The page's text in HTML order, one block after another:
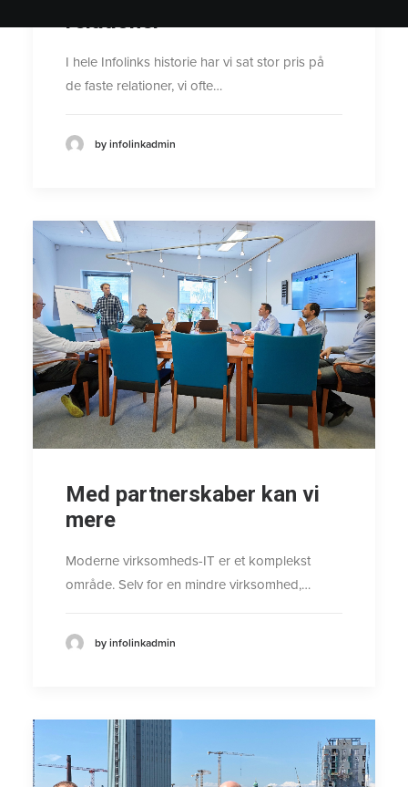
relationer
I hele Infolinks historie har vi sat stor pris på
de faste relationer, vi ofte…
by infolinkadmin
Med partnerskaber kan vi
mere
Moderne virksomheds-IT er et komplekst
område. Selv for en mindre virksomhed,…
by infolinkadmin